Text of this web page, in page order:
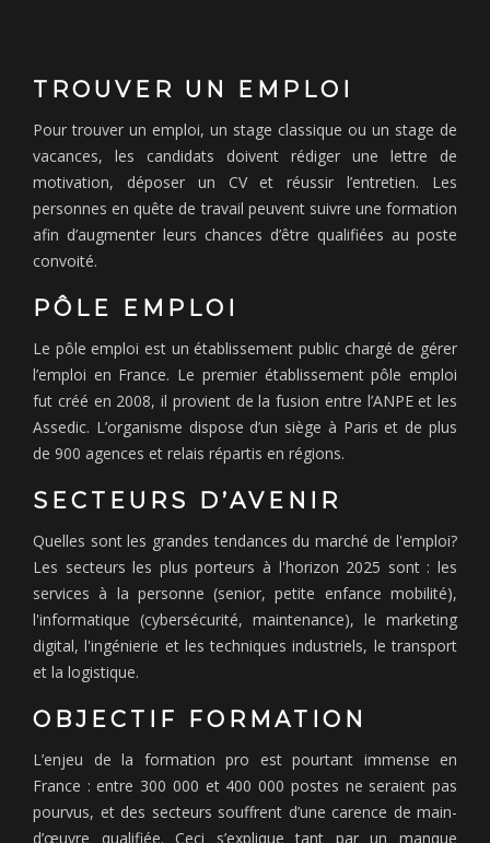
TROUVER UN EMPLOI
Pour trouver un emploi, un stage classique ou un stage de
vacances, les candidats doivent rédiger une lettre de
motivation, déposer un CV et réussir l’entretien. Les
personnes en quête de travail peuvent suivre une formation
afin d’augmenter leurs chances d’être qualifiées au poste
convoité.
PÔLE EMPLOI
Le pôle emploi est un établissement public chargé de gérer
l’emploi en France. Le premier établissement pôle emploi
fut créé en 2008, il provient de la fusion entre l’ANPE et les
Assedic. L’organisme dispose d’un siège à Paris et de plus
de 900 agences et relais répartis en régions.
SECTEURS D’AVENIR
Quelles sont les grandes tendances du marché de l'emploi?
Les secteurs les plus porteurs à l'horizon 2025 sont : les
services à la personne (senior, petite enfance mobilité),
l'informatique (cybersécurité, maintenance), le marketing
digital, l'ingénierie et les techniques industriels, le transport
et la logistique.
OBJECTIF FORMATION
L’enjeu de la formation pro est pourtant immense en
France : entre 300 000 et 400 000 postes ne seraient pas
pourvus, et des secteurs souffrent d’une carence de main-
d’œuvre qualifiée. Ceci s’explique tant par un manque